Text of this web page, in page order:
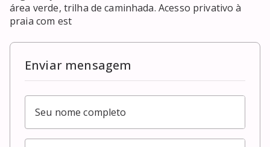
área verde, trilha de caminhada. Acesso privativo à
praia com est
Enviar mensagem